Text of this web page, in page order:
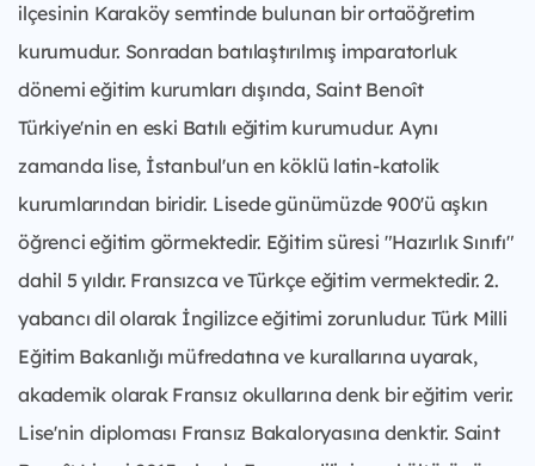
ilçesinin Karaköy semtinde bulunan bir ortaöğretim
kurumudur. Sonradan batılaştırılmış imparatorluk
dönemi eğitim kurumları dışında, Saint Benoît
Türkiye'nin en eski Batılı eğitim kurumudur. Aynı
zamanda lise, İstanbul'un en köklü latin-katolik
kurumlarından biridir. Lisede günümüzde 900'ü aşkın
öğrenci eğitim görmektedir. Eğitim süresi "Hazırlık Sınıfı"
dahil 5 yıldır. Fransızca ve Türkçe eğitim vermektedir. 2.
yabancı dil olarak İngilizce eğitimi zorunludur. Türk Milli
Eğitim Bakanlığı müfredatına ve kurallarına uyarak,
akademik olarak Fransız okullarına denk bir eğitim verir.
Lise'nin diploması Fransız Bakaloryasına denktir. Saint